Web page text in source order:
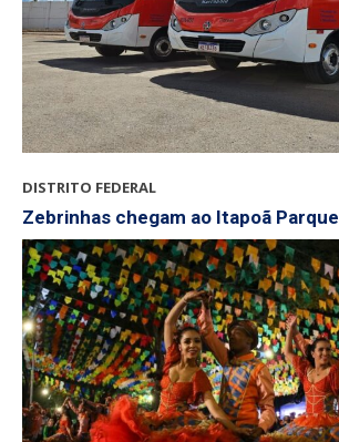
DISTRITO FEDERAL
Zebrinhas chegam ao Itapoã Parque